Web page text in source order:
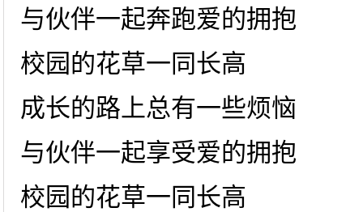
与伙伴一起奔跑爱的拥抱
校园的花草一同长高
成长的路上总有一些烦恼
与伙伴一起享受爱的拥抱
校园的花草一同长高